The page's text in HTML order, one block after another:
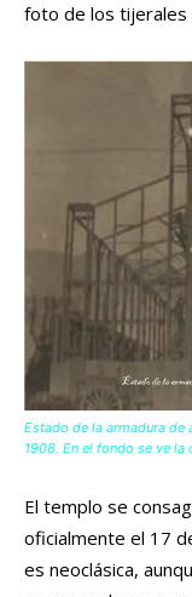
foto de los tijerales
Estado de la armadura de
1908. En el fondo se ve
El templo se
oficialmente el 17
es neoclásica,